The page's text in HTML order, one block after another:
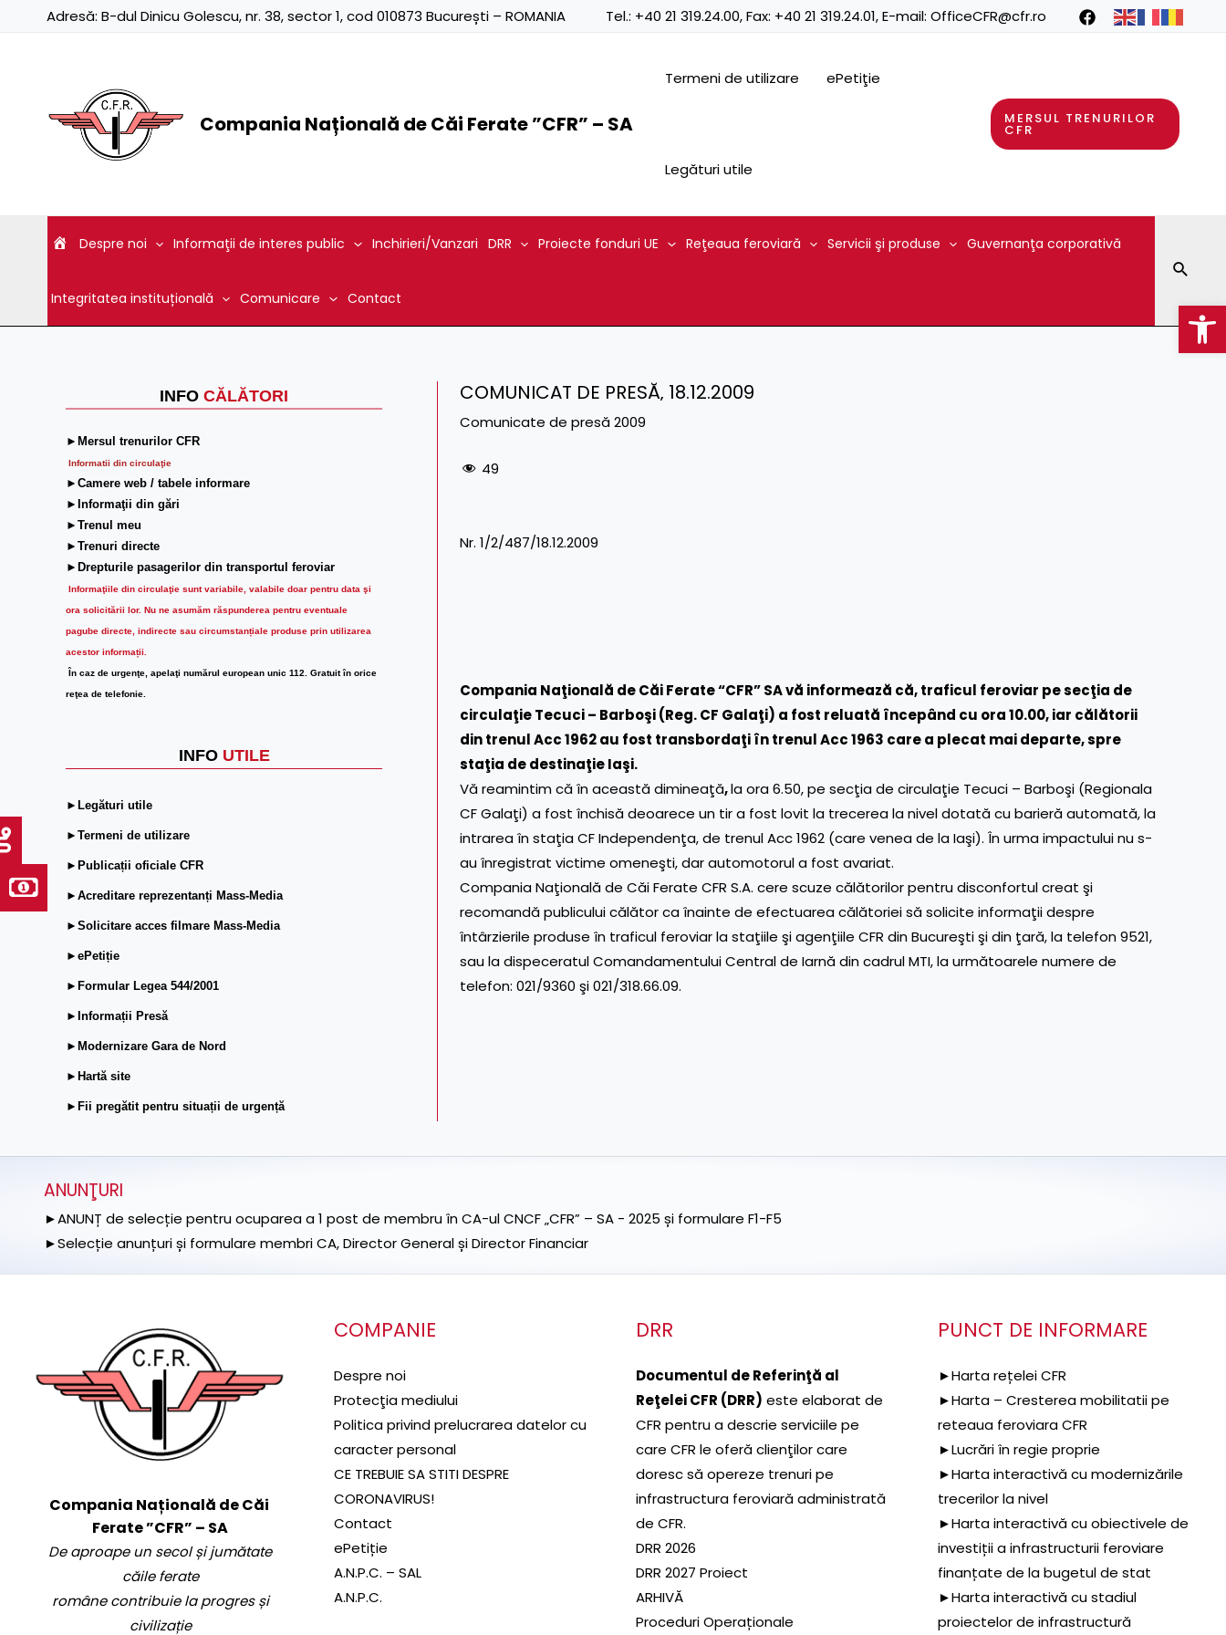
Adresă: B-dul Dinicu Golescu, nr. 38, sector 1, cod 010873 București – ROMANIA Tel.: +40 21 319.24.00, Fax: +40 21 319.24.01, E-mail: OfficeCFR@cfr.ro
Compania Națională de Căi Ferate ”CFR” – SA
Termeni de utilizare ePetiţie
Legături utile
MERSUL TRENURILOR
CFR
Despre noi Informaţii de interes public Inchirieri/Vanzari DRR Proiecte fonduri UE Reţeaua feroviară Servicii şi produse Guvernanţa corporativă
Integritatea instituțională Comunicare Contact
INFO CĂLĂTORI
►Mersul trenurilor CFR
Informatii din circulaţie
►Camere web / tabele informare
►Informaţii din gări
►Trenul meu
►Trenuri directe
►Drepturile pasagerilor din transportul feroviar
Informaţiile din circulaţie sunt variabile, valabile doar pentru data şi
ora solicitării lor. Nu ne asumăm răspunderea pentru eventuale
pagube directe, indirecte sau circumstanțiale produse prin utilizarea
acestor informații.
În caz de urgenţe, apelaţi numărul european unic 112. Gratuit în orice
reţea de telefonie.
INFO UTILE
►Legături utile
►Termeni de utilizare
►Publicații oficiale CFR
►Acreditare reprezentanți Mass-Media
►Solicitare acces filmare Mass-Media
►ePetiție
►Formular Legea 544/2001
►Informații Presă
►Modernizare Gara de Nord
►Hartă site
►Fii pregătit pentru situații de urgență
COMUNICAT DE PRESĂ‚ 18.12.2009
Comunicate de presă 2009
49
Nr. 1/2/487/18.12.2009
Compania Naţională de Căi Ferate “CFR” SA vă informează că, traficul feroviar pe secţia de
circulaţie Tecuci – Barboşi (Reg. CF Galaţi) a fost reluată începând cu ora 10.00, iar călătorii
din trenul Acc 1962 au fost transbordaţi în trenul Acc 1963 care a plecat mai departe, spre
staţia de destinaţie Iaşi.
Vă reamintim că în această dimineaţă,la ora 6.50, pe secţia de circulaţie Tecuci – Barboşi (Regionala
CF Galaţi) a fost închisă deoarece un tir a fost lovit la trecerea la nivel dotată cu barieră automată, la
intrarea în staţia CF Independenţa, de trenul Acc 1962 (care venea de la Iaşi). În urma impactului nu s-
au înregistrat victime omeneşti, dar automotorul a fost avariat.
Compania Naţională de Căi Ferate CFR S.A. cere scuze călătorilor pentru disconfortul creat şi
recomandă publicului călător ca înainte de efectuarea călătoriei să solicite informaţii despre
întârzierile produse în traficul feroviar la staţiile şi agenţiile CFR din Bucureşti şi din ţară, la telefon 9521,
sau la dispeceratul Comandamentului Central de Iarnă din cadrul MTI, la următoarele numere de
telefon: 021/9360 şi 021/318.66.09.
ANUNŢURI
►ANUNȚ de selecție pentru ocuparea a 1 post de membru în CA-ul CNCF „CFR” – SA - 2025 și formulare F1-F5
►Selecție anunțuri și formulare membri CA, Director General și Director Financiar
Compania Națională de Căi
Ferate ”CFR” – SA
De aproape un secol și jumătate
căile ferate
române contribuie la progres și
civilizație
COMPANIE
Despre noi
Protecţia mediului
Politica privind prelucrarea datelor cu
caracter personal
CE TREBUIE SA STITI DESPRE
CORONAVIRUS!
Contact
ePetiție
A.N.P.C. – SAL
A.N.P.C.
DRR
Documentul de Referinţă al
Reţelei CFR (DRR) este elaborat de
CFR pentru a descrie serviciile pe
care CFR le oferă clienţilor care
doresc să opereze trenuri pe
infrastructura feroviară administrată
de CFR.
DRR 2026
DRR 2027 Proiect
ARHIVĂ
Proceduri Operaționale
PUNCT DE INFORMARE
►Harta rețelei CFR
►Harta – Cresterea mobilitatii pe
reteaua feroviara CFR
►Lucrări în regie proprie
►Harta interactivă cu modernizările
trecerilor la nivel
►Harta interactivă cu obiectivele de
investiții a infrastructurii feroviare
finanțate de la bugetul de stat
►Harta interactivă cu stadiul
proiectelor de infrastructură